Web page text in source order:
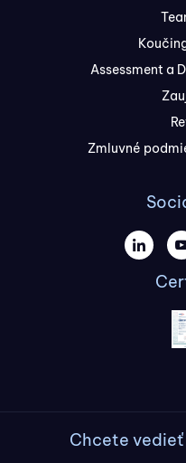
Assessment a
Zmluvné
Chcete